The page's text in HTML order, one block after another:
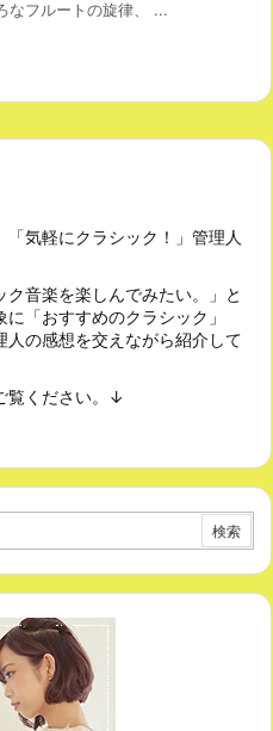
なフルートの旋律、 ...
気軽にクラシック！」管理人
音楽を楽しんでみたい。」と
「おすすめのクラシック」
人の感想を交えながら紹介して
覧ください。↓